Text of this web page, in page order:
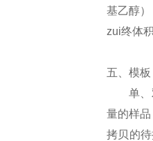
基乙醇
zui终体
五、模板
单、双
量的样
拷贝的